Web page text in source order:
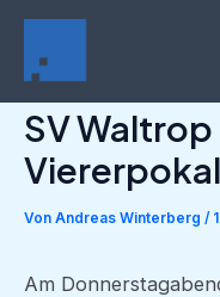
Zum
springen
SV
Viererpokal
Von Andreas Winterberg /
Am